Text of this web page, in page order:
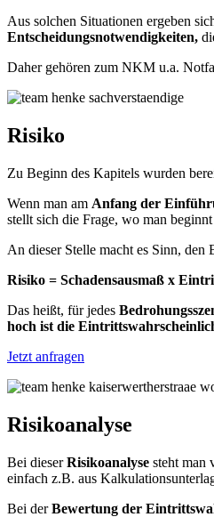
Aus solchen Situationen ergeben
Entscheidungsnotwendigkeiten,
Daher gehören zum NKM u.a.
Risiko
Zu Beginn des Kapitels wurden
Wenn man am Anfang der
stellt sich die Frage, wo man
An dieser Stelle macht es Sinn, den
Risiko = Schadensausmaß x
Das heißt, für jedes
hoch ist die
Jetzt anfragen
Risikoanalyse
Bei dieserRisikoanalyse steht man
einfach z.B. aus
Bei derBewertung der